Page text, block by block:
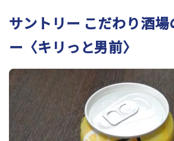
サントリー こだわり酒
ー〈キリっと男前〉